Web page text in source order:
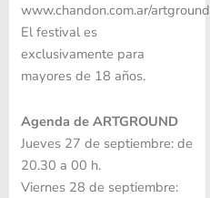
www.chandon.com.ar/artground
El festival es
exclusivamente para
mayores de 18 años.
Agenda de ARTGROUND
Jueves 27 de septiembre: de
20.30 a 00 h.
Viernes 28 de septiembre: